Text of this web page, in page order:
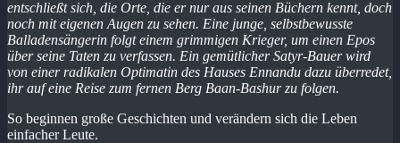
entschließt sich, die Orte, die er nur aus seinen Büchern kennt, doch
noch mit eigenen Augen zu sehen. Eine junge, selbstbewusste
Balladensängerin folgt einem grimmigen Krieger, um einen Epos
über seine Taten zu verfassen. Ein gemütlicher Satyr-Bauer wird
von einer radikalen Optimatin des Hauses Ennandu dazu überredet,
ihr auf eine Reise zum fernen Berg Baan-Bashur zu folgen.
So beginnen große Geschichten und verändern sich die Leben
einfacher Leute.